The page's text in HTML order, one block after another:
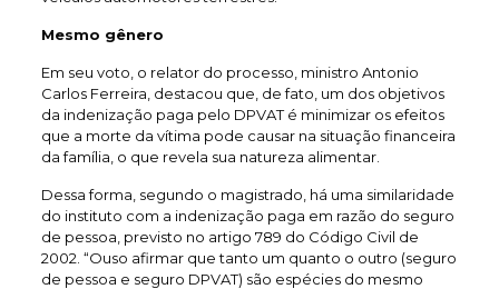
Mesmo gênero
Em seu voto, o relator do processo, ministro Antonio
Carlos Ferreira, destacou que, de fato, um dos objetivos
da indenização paga pelo DPVAT é minimizar os efeitos
que a morte da vítima pode causar na situação financeira
da família, o que revela sua natureza alimentar.
Dessa forma, segundo o magistrado, há uma similaridade
do instituto com a indenização paga em razão do seguro
de pessoa, previsto no artigo 789 do Código Civil de
2002. “Ouso afirmar que tanto um quanto o outro (seguro
de pessoa e seguro DPVAT) são espécies do mesmo